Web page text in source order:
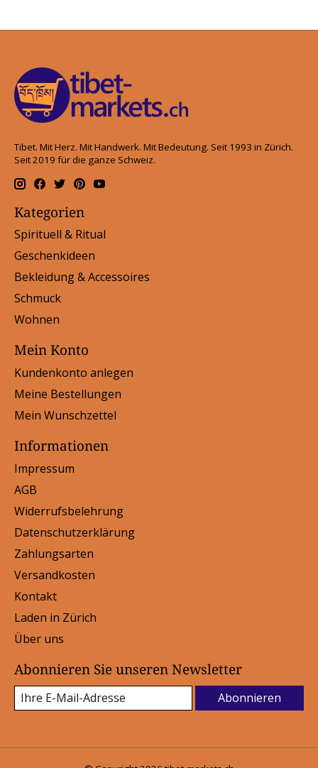
Tibet. Mit Herz. Mit Handwerk. Mit Bedeutung. Seit 1993 in Zürich.
Seit 2019 für die ganze Schweiz.
Kategorien
Spirituell & Ritual
Geschenkideen
Bekleidung & Accessoires
Schmuck
Wohnen
Mein Konto
Kundenkonto anlegen
Meine Bestellungen
Mein Wunschzettel
Informationen
Impressum
AGB
Widerrufsbelehrung
Datenschutzerklärung
Zahlungsarten
Versandkosten
Kontakt
Laden in Zürich
Über uns
Abonnieren Sie unseren Newsletter
Abonnieren